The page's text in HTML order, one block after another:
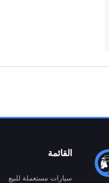
القائمة
سيارات مستعملة للبيع